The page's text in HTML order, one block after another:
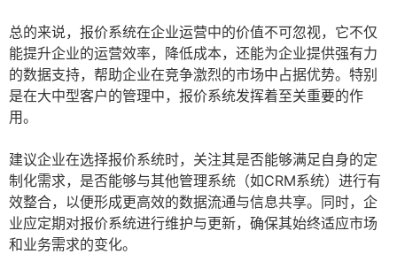
总的来说，报价系统在企业运营中的价值不可忽视，它不仅
能提升企业的运营效率，降低成本，还能为企业提供强有力
的数据支持，帮助企业在竞争激烈的市场中占据优势。特别
是在大中型客户的管理中，报价系统发挥着至关重要的作
用。
建议企业在选择报价系统时，关注其是否能够满足自身的定
制化需求，是否能够与其他管理系统（如CRM系统）进行有
效整合，以便形成更高效的数据流通与信息共享。同时，企
业应定期对报价系统进行维护与更新，确保其始终适应市场
和业务需求的变化。